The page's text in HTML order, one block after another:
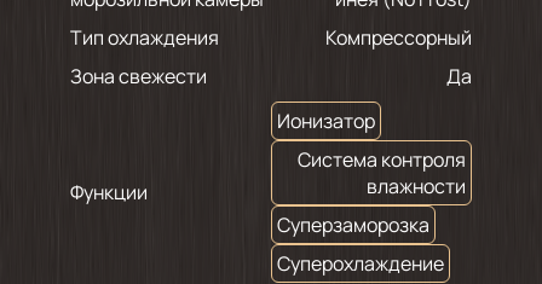
Тип охлаждения
Компрессорный
Зона свежести
Да
Функции
Ионизатор
Система контроля
влажности
Суперзаморозка
Суперохлаждение